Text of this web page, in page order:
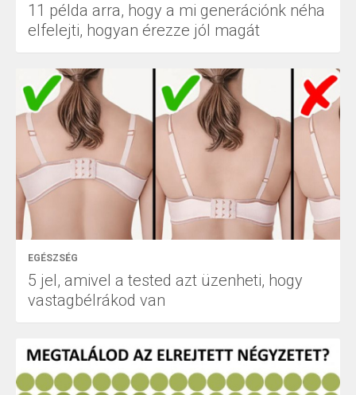
11 példa arra, hogy a mi generációnk néha
elfelejti, hogyan érezze jól magát
EGÉSZSÉG
5 jel, amivel a tested azt üzenheti, hogy
vastagbélrákod van